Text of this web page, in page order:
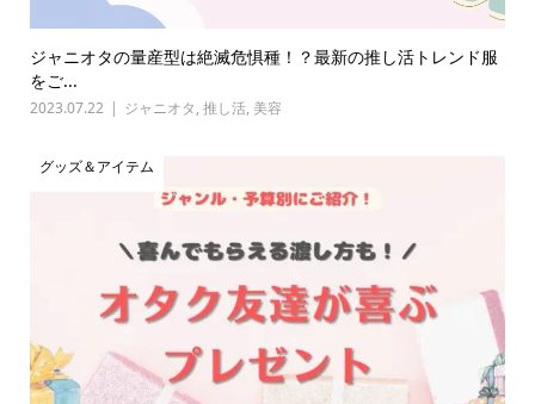
ジャニオタの量産型は絶滅危惧種！？最新の推し活トレンド服
をご...
2023.07.22 ジャニオタ, 推し活, 美容
グッズ＆アイテム